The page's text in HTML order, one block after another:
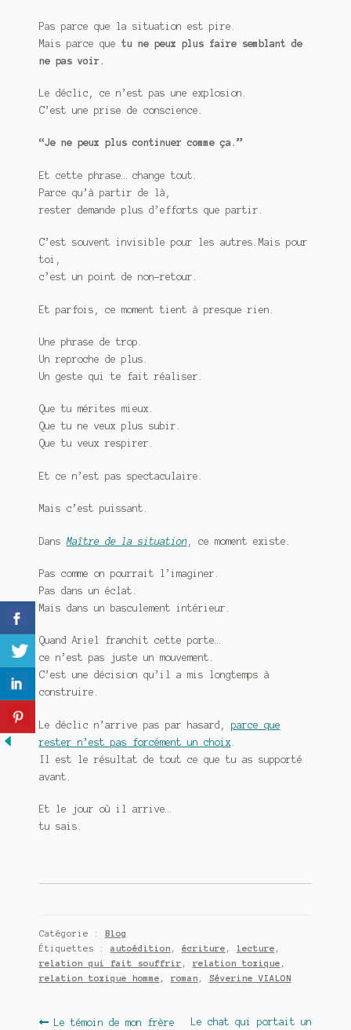
Pas parce que la situation est pire.
Mais parce que tu ne peux plus faire semblant de
ne pas voir.
Le déclic, ce n’est pas une explosion.
C’est une prise de conscience.
“Je ne peux plus continuer comme ça.”
Et cette phrase… change tout.
Parce qu’à partir de là,
rester demande plus d’efforts que partir.
C’est souvent invisible pour les autres.Mais pour
toi,
c’est un point de non-retour.
Et parfois, ce moment tient à presque rien.
Une phrase de trop.
Un reproche de plus.
Un geste qui te fait réaliser.
Que tu mérites mieux.
Que tu ne veux plus subir.
Que tu veux respirer.
Et ce n’est pas spectaculaire.
Mais c’est puissant.
Dans Maître de la situation, ce moment existe.
Pas comme on pourrait l’imaginer.
Pas dans un éclat.
Mais dans un basculement intérieur.
Quand Ariel franchit cette porte…
ce n’est pas juste un mouvement.
C’est une décision qu’il a mis longtemps à
construire.
Le déclic n’arrive pas par hasard, parce que
rester n’est pas forcément un choix.
Il est le résultat de tout ce que tu as supporté
avant.
Et le jour où il arrive…
tu sais.
Catégorie : Blog
Étiquettes : autoédition , écriture , lecture ,
relation qui fait souffrir , relation toxique ,
relation toxique homme , roman , Séverine VIALON
Article
Le témoin de mon frère Article
Le chat qui portait un